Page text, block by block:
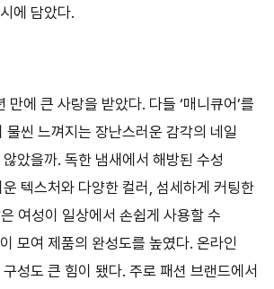
에 담았다.
만에 큰 사랑을 받았다. 다들 ‘매니큐어’를
물씬 느껴지는 장난스러운 감각의 네일
았을까. 독한 냄새에서 해방된 수성
텍스처와 다양한 컬러, 섬세하게 커팅한
여성이 일상에서 손쉽게 사용할 수
모여 제품의 완성도를 높였다. 온라인
성도 큰 힘이 됐다. 주로 패션 브랜드에서